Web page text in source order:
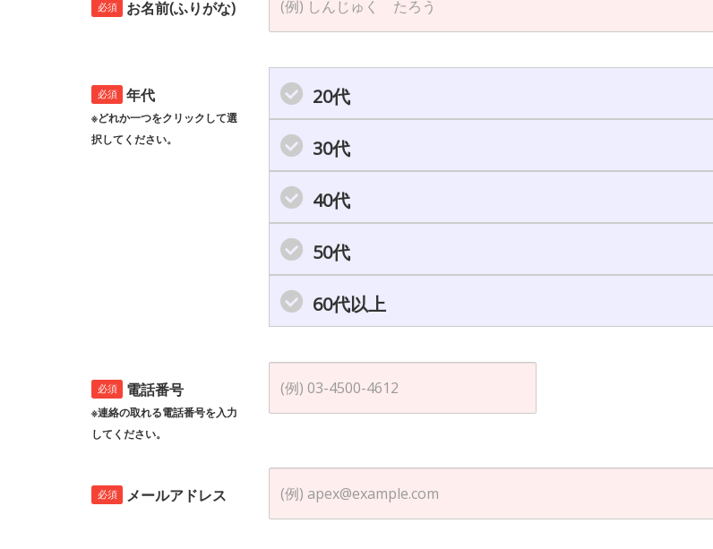
必須 お名前(ふりがな)
必須 年代
※どれか一つをクリックして選
択してください。
20代
30代
40代
50代
60代以上
必須 電話番号
※連絡の取れる電話番号を入力
してください。
必須 メールアドレス